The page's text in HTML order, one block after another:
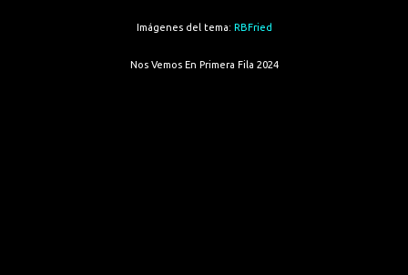
Imágenes del tema: RBFried
Nos Vemos En Primera Fila 2024